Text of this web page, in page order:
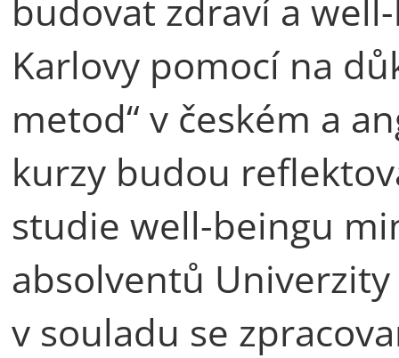
budovat zdraví a
Karlovy pomocí na
metod“ v českém a
kurzy budou
studie well-beingu
absolventů
v souladu se